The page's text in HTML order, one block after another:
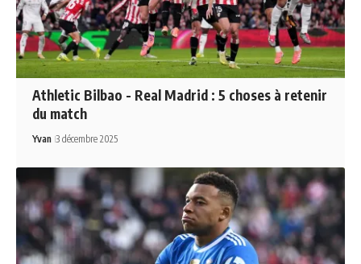
Athletic Bilbao - Real Madrid : 5 choses à retenir
du match
Yvan 3 décembre 2025